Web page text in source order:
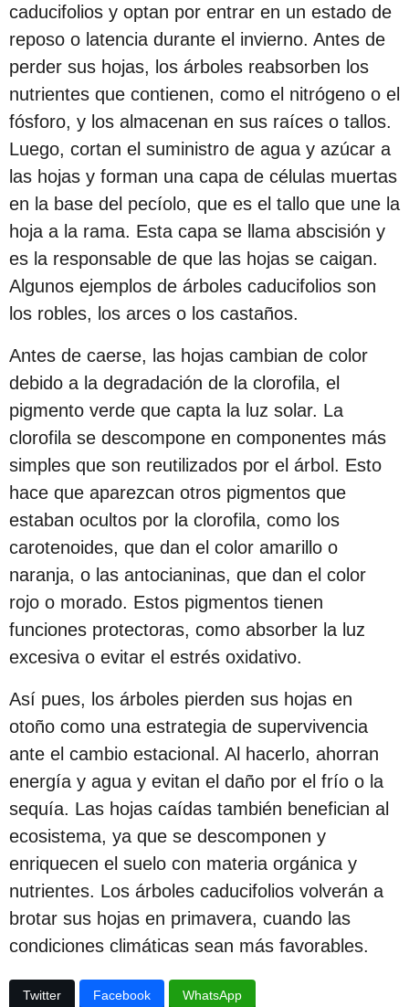
caducifolios y optan por entrar en un estado de
reposo o latencia durante el invierno. Antes de
perder sus hojas, los árboles reabsorben los
nutrientes que contienen, como el nitrógeno o el
fósforo, y los almacenan en sus raíces o tallos.
Luego, cortan el suministro de agua y azúcar a
las hojas y forman una capa de células muertas
en la base del pecíolo, que es el tallo que une la
hoja a la rama. Esta capa se llama abscisión y
es la responsable de que las hojas se caigan.
Algunos ejemplos de árboles caducifolios son
los robles, los arces o los castaños.
Antes de caerse, las hojas cambian de color
debido a la degradación de la clorofila, el
pigmento verde que capta la luz solar. La
clorofila se descompone en componentes más
simples que son reutilizados por el árbol. Esto
hace que aparezcan otros pigmentos que
estaban ocultos por la clorofila, como los
carotenoides, que dan el color amarillo o
naranja, o las antocianinas, que dan el color
rojo o morado. Estos pigmentos tienen
funciones protectoras, como absorber la luz
excesiva o evitar el estrés oxidativo.
Así pues, los árboles pierden sus hojas en
otoño como una estrategia de supervivencia
ante el cambio estacional. Al hacerlo, ahorran
energía y agua y evitan el daño por el frío o la
sequía. Las hojas caídas también benefician al
ecosistema, ya que se descomponen y
enriquecen el suelo con materia orgánica y
nutrientes. Los árboles caducifolios volverán a
brotar sus hojas en primavera, cuando las
condiciones climáticas sean más favorables.
Twitter Facebook WhatsApp